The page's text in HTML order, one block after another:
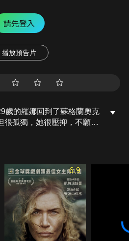
請先登入
播放預告片
歲的羅娜回到了蘇格蘭奧克
很孤獨，她很壓抑，不願想
起了希望，有了面對未來
6.9